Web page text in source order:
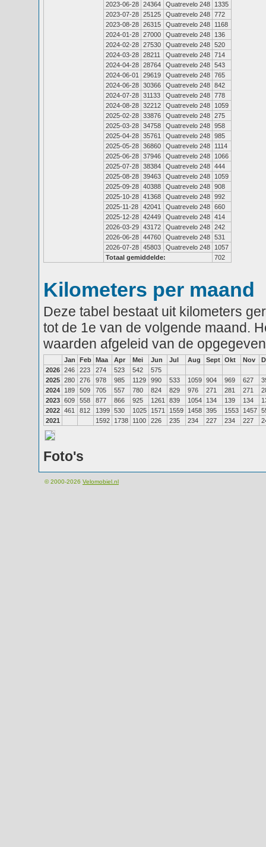
2023-06-28 24364 Quatrevelo 248
1335
2023-07-28 25125 Quatrevelo 248 772
2023-08-28 26315 Quatrevelo 248
1168
2024-01-28 27000 Quatrevelo 248
136
2024-02-28 27530 Quatrevelo 248 520
2024-03-28 28211 Quatrevelo 248 714
2024-04-28 28764 Quatrevelo 248 543
2024-06-01
29619 Quatrevelo 248 765
2024-06-28 30366 Quatrevelo 248 842
2024-07-28 31133 Quatrevelo 248 778
2024-08-28 32212 Quatrevelo 248
1059
2025-02-28 33876 Quatrevelo 248 275
2025-03-28 34758 Quatrevelo 248 958
2025-04-28 35761 Quatrevelo 248 985
2025-05-28 36860 Quatrevelo 248
1114
2025-06-28 37946 Quatrevelo 248
1066
2025-07-28 38384 Quatrevelo 248 444
2025-08-28 39463 Quatrevelo 248
1059
2025-09-28 40388 Quatrevelo 248 908
2025-10-28 41368 Quatrevelo 248 992
2025-11-28
42041 Quatrevelo 248 660
2025-12-28 42449 Quatrevelo 248 414
2026-03-29 43172 Quatrevelo 248 242
2026-06-28 44760 Quatrevelo 248 531
2026-07-28 45803 Quatrevelo 248
1057
Totaal gemiddelde:
702
Kilometers per maand
Deze tabel bestaat uit kilometers
tot de 1e van de volgende maand.
waarden afgeleid van de
Jan Feb Maa Apr Mei Jun Jul Aug Sept Okt Nov
2026 246 223 274 523 542
575
2025 280 276 978 985 1129 990 533 1059 904 969 627
2024
189 509 705 557 780 824 829 976 271 281 271
2023 609 558 877 866 925 1261 839 1054 134 139 134
2022 461 812 1399 530 1025 1571 1559 1458 395 1553 1457
2021
1592 1738 1100 226 235 234 227 234 227
Foto's
© 2000-2026 Velomobiel.nl